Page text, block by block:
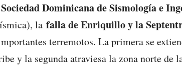
Sociedad Dominicana de Sismología e
la falla de Enriquillo y la
terremotos. La primera se
y la segunda atraviesa la zona norte de